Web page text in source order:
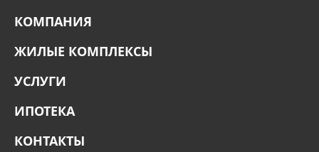
КОМПАНИЯ
ЖИЛЫЕ КОМПЛЕКСЫ
УСЛУГИ
ИПОТЕКА
КОНТАКТЫ